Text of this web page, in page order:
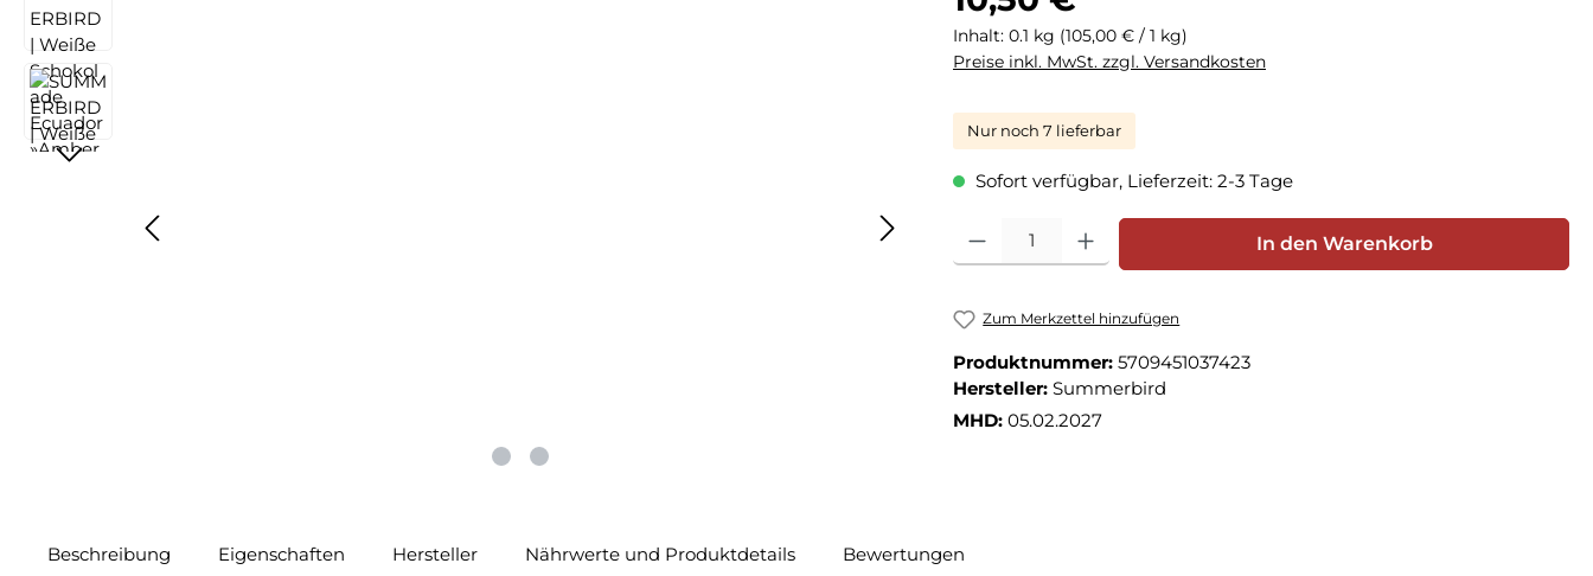
Inhalt: 0.1 kg (105,00 € / 1 kg)
Preise inkl. MwSt. zzgl. Versandkosten
Nur noch 7 lieferbar
Sofort verfügbar, Lieferzeit: 2-3 Tage
Produkt Anzahl: Gib den gewünschten Wert ein oder benutze die
In den Warenkorb
Zum Merkzettel hinzufügen
Produktnummer: 5709451037423
Hersteller: Summerbird
MHD: 05.02.2027
Beschreibung Eigenschaften Hersteller Nährwerte und Produktdetails Bewertungen